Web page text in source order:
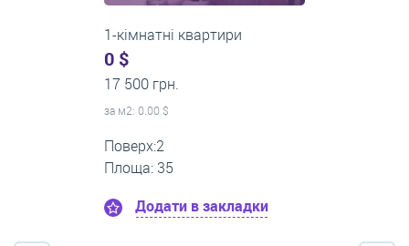
1-кімнатні квартири
0 $
22 500 грн.
за м2: 0.00 $
Поверх:12
Площа: 60
Додати в закладки